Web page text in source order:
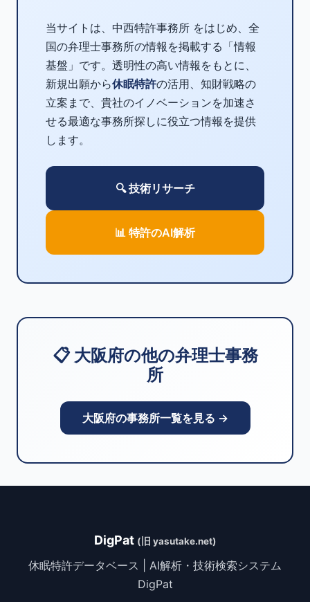
当サイトは、中西特許事務所 をはじめ、全
国の弁理士事務所の情報を掲載する「情報
基盤」です。透明性の高い情報をもとに、
新規出願から休眠特許の活用、知財戦略の
立案まで、貴社のイノベーションを加速さ
せる最適な事務所探しに役立つ情報を提供
します。
🔍 技術リサーチ
📊 特許のAI解析
📋 大阪府の他の弁理士事務
所
大阪府の事務所一覧を見る →
DigPat (旧 yasutake.net)
休眠特許データベース | AI解析・技術検索システム
DigPat